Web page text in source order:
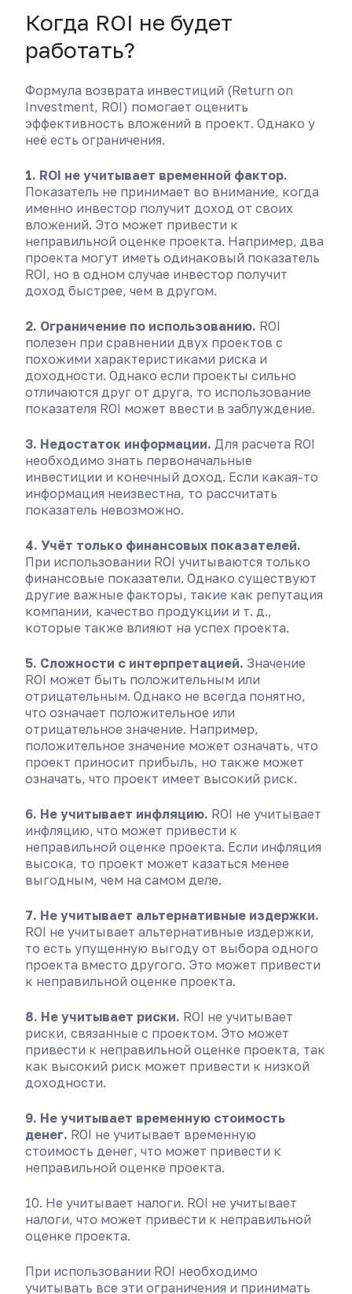
Когда ROI не будет
работать?
Формула возврата инвестиций (Return on
Investment, ROI) помогает оценить
эффективность вложений в проект. Однако у
неё есть ограничения.
1. ROI не учитывает временной фактор.
Показатель не принимает во внимание, когда
именно инвестор получит доход от своих
вложений. Это может привести к
неправильной оценке проекта. Например, два
проекта могут иметь одинаковый показатель
ROI, но в одном случае инвестор получит
доход быстрее, чем в другом.
2. Ограничение по использованию. ROI
полезен при сравнении двух проектов с
похожими характеристиками риска и
доходности. Однако если проекты сильно
отличаются друг от друга, то использование
показателя ROI может ввести в заблуждение.
3. Недостаток информации. Для расчета ROI
необходимо знать первоначальные
инвестиции и конечный доход. Если какая-то
информация неизвестна, то рассчитать
показатель невозможно.
4. Учёт только финансовых показателей.
При использовании ROI учитываются только
финансовые показатели. Однако существуют
другие важные факторы, такие как репутация
компании, качество продукции и т. д.,
которые также влияют на успех проекта.
5. Сложности с интерпретацией. Значение
ROI может быть положительным или
отрицательным. Однако не всегда понятно,
что означает положительное или
отрицательное значение. Например,
положительное значение может означать, что
проект приносит прибыль, но также может
означать, что проект имеет высокий риск.
6. Не учитывает инфляцию. ROI не учитывает
инфляцию, что может привести к
неправильной оценке проекта. Если инфляция
высока, то проект может казаться менее
выгодным, чем на самом деле.
7. Не учитывает альтернативные издержки.
ROI не учитывает альтернативные издержки,
то есть упущенную выгоду от выбора одного
проекта вместо другого. Это может привести
к неправильной оценке проекта.
8. Не учитывает риски. ROI не учитывает
риски, связанные с проектом. Это может
привести к неправильной оценке проекта, так
как высокий риск может привести к низкой
доходности.
9. Не учитывает временную стоимость
денег. ROI не учитывает временную
стоимость денег, что может привести к
неправильной оценке проекта.
10. Не учитывает налоги. ROI не учитывает
налоги, что может привести к неправильной
оценке проекта.
При использовании ROI необходимо
учитывать все эти ограничения и принимать